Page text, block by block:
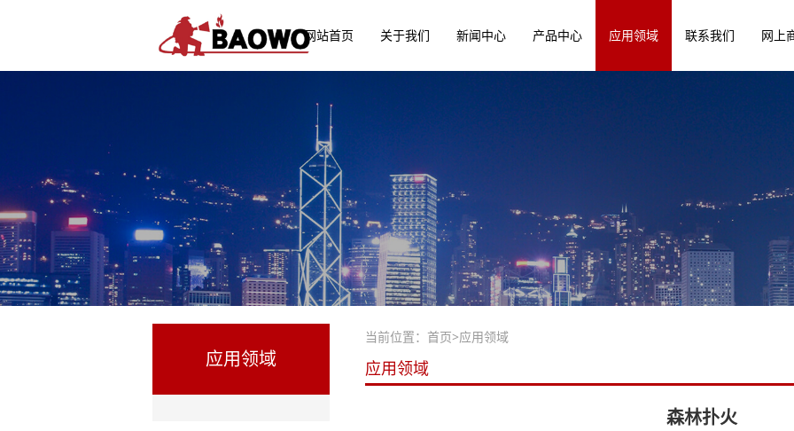
网站首页 关于我们 新闻中心 产品中心 应用领域 联系我们 网上
应用领域
当前位置： 首页>应用领域
应用领域
森林扑火